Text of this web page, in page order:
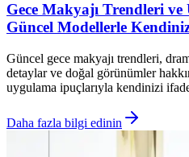
Gece Makyajı Trendleri
Güncel Modellerle
Güncel gece makyajı trendleri,
detaylar ve doğal görünümler
uygulama ipuçlarıyla kendinizi
Daha fazla bilgi edinin